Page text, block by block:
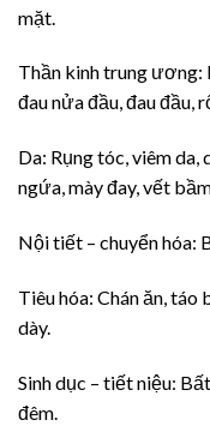
mặt.
Thần kinh trung ương:
đau nửa đầu, đau đầu,
Da: Rụng tóc, viêm da,
ngứa, mày đay, vết
Nội tiết – chuyển hóa:
Tiêu hóa: Chán ăn, táo
dày.
Sinh dục – tiết niệu:
đêm.